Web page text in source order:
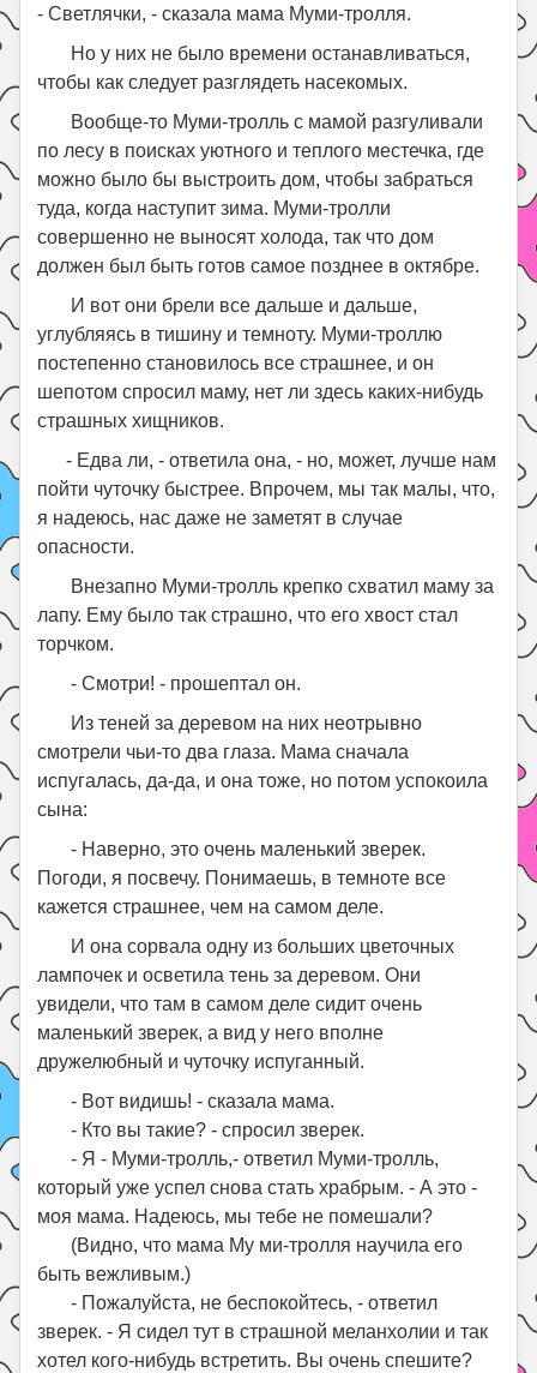
- Светлячки, - сказала мама Муми-тролля.
Но у них не было времени останавливаться,
чтобы как следует разглядеть насекомых.
Вообще-то Муми-тролль с мамой разгуливали
по лесу в поисках уютного и теплого местечка, где
можно было бы выстроить дом, чтобы забраться
туда, когда наступит зима. Муми-тролли
совершенно не выносят холода, так что дом
должен был быть готов самое позднее в октябре.
И вот они брели все дальше и дальше,
углубляясь в тишину и темноту. Муми-троллю
постепенно становилось все страшнее, и он
шепотом спросил маму, нет ли здесь каких-нибудь
страшных хищников.
- Едва ли, - ответила она, - но, может, лучше нам
пойти чуточку быстрее. Впрочем, мы так малы, что,
я надеюсь, нас даже не заметят в случае
опасности.
Внезапно Муми-тролль крепко схватил маму за
лапу. Ему было так страшно, что его хвост стал
торчком.
- Смотри! - прошептал он.
Из теней за деревом на них неотрывно
смотрели чьи-то два глаза. Мама сначала
испугалась, да-да, и она тоже, но потом успокоила
сына:
- Наверно, это очень маленький зверек.
Погоди, я посвечу. Понимаешь, в темноте все
кажется страшнее, чем на самом деле.
И она сорвала одну из больших цветочных
лампочек и осветила тень за деревом. Они
увидели, что там в самом деле сидит очень
маленький зверек, а вид у него вполне
дружелюбный и чуточку испуганный.
- Вот видишь! - сказала мама.
- Кто вы такие? - спросил зверек.
- Я - Муми-тролль,- ответил Муми-тролль,
который уже успел снова стать храбрым. - А это -
моя мама. Надеюсь, мы тебе не помешали?
(Видно, что мама My ми-тролля научила его
быть вежливым.)
- Пожалуйста, не беспокойтесь, - ответил
зверек. - Я сидел тут в страшной меланхолии и так
хотел кого-нибудь встретить. Вы очень спешите?